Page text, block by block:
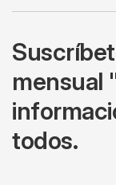
mensual
todos.